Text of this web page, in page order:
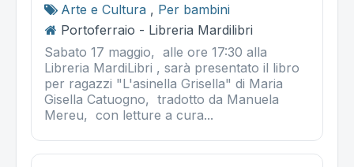
Arte e Cultura , Per bambini
Portoferraio - Libreria Mardilibri
Sabato 17 maggio, alle ore 17:30 alla
Libreria MardiLibri , sarà presentato il libro
per ragazzi "L'asinella Grisella" di Maria
Gisella Catuogno, tradotto da Manuela
Mereu, con letture a cura...